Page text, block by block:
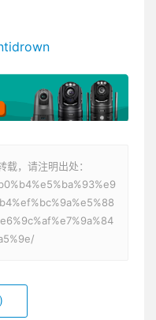
，请注明出处：